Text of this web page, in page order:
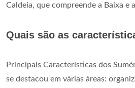
Caldeia, que compreende a Baixa e
Quais são as
Principais Características dos
se destacou em várias áreas: